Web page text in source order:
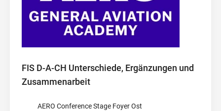
FIS D-A-CH Unterschiede, Ergänzungen und
Zusammenarbeit
AERO Conference Stage Foyer Ost